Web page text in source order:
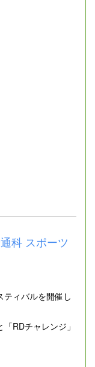
科 スポーツ
ティバルを開催し
RDチャレンジ」